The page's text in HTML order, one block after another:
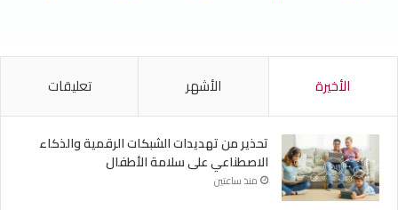
الأخيرة الأشهر تعليقات
تحذير من تهديدات الشبكات الرقمية والذكاء
الاصطناعي على سلامة الأطفال
منذ ساعتين